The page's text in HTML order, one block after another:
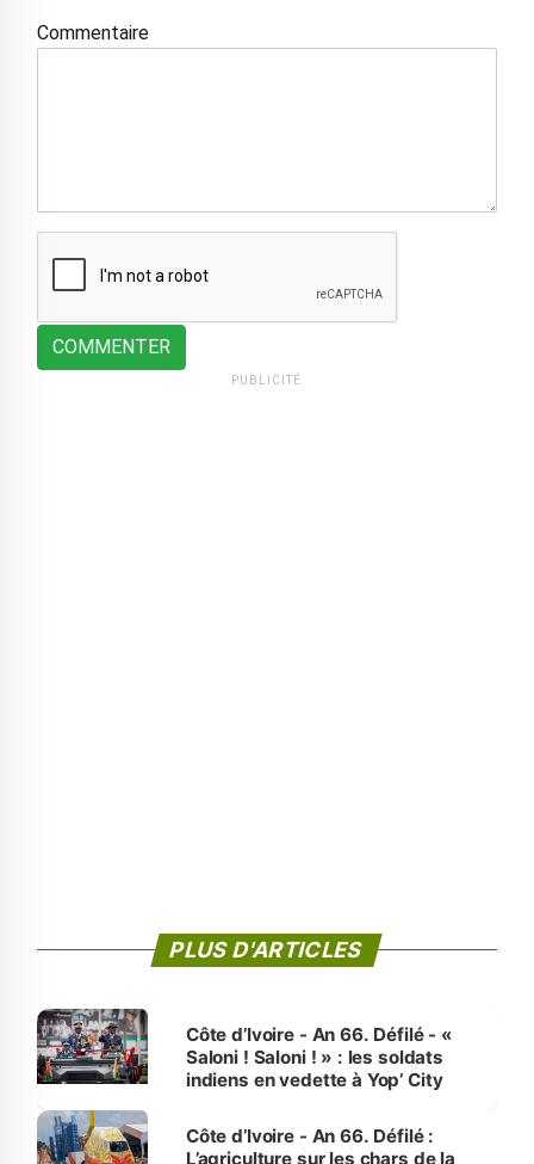
Commentaire
COMMENTER
PUBLICITÉ
PLUS D'ARTICLES
Côte d’Ivoire - An 66. Défilé - «
Saloni ! Saloni ! » : les soldats
indiens en vedette à Yop’ City
Côte d’Ivoire - An 66. Défilé :
L’agriculture sur les chars de la